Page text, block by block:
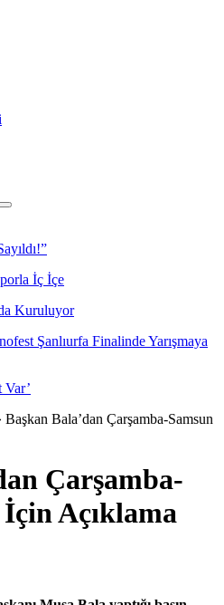
İç İçe
Kuruluyor
Şanlıurfa Finalinde Yarışmaya
Var’
Başkan Bala’dan Çarşamba-Samsun
Çarşamba-
Açıklama